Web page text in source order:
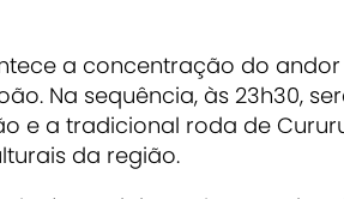
a concentração do
Na sequência, às 23h30,
e a tradicional roda de
da região.